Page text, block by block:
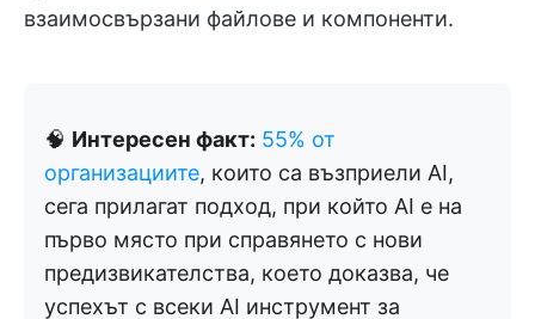
взаимосвързани файлове и компоненти.
🧠 Интересен факт: 55% от
организациите, които са възприели AI,
сега прилагат подход, при който AI е на
първо място при справянето с нови
предизвикателства, което доказва, че
успехът с всеки AI инструмент за